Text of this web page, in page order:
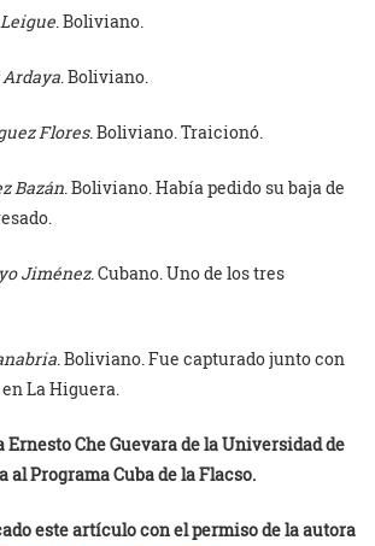
. Boliviano.
. Boliviano.
Flores. Boliviano. Traicionó.
Bazán. Boliviano. Había pedido su baja de
Jiménez. Cubano. Uno de los tres
. Boliviano. Fue capturado junto con
La Higuera.
Che Guevara de la Universidad de
al Programa Cuba de la Flacso.
este artículo con el permiso de la autora